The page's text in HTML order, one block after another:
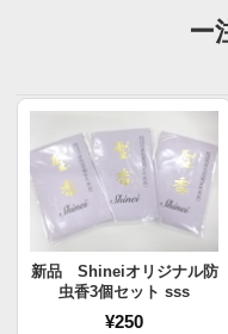
ー
新品 Shineiオリジナル防
虫香3個セット sss
¥250